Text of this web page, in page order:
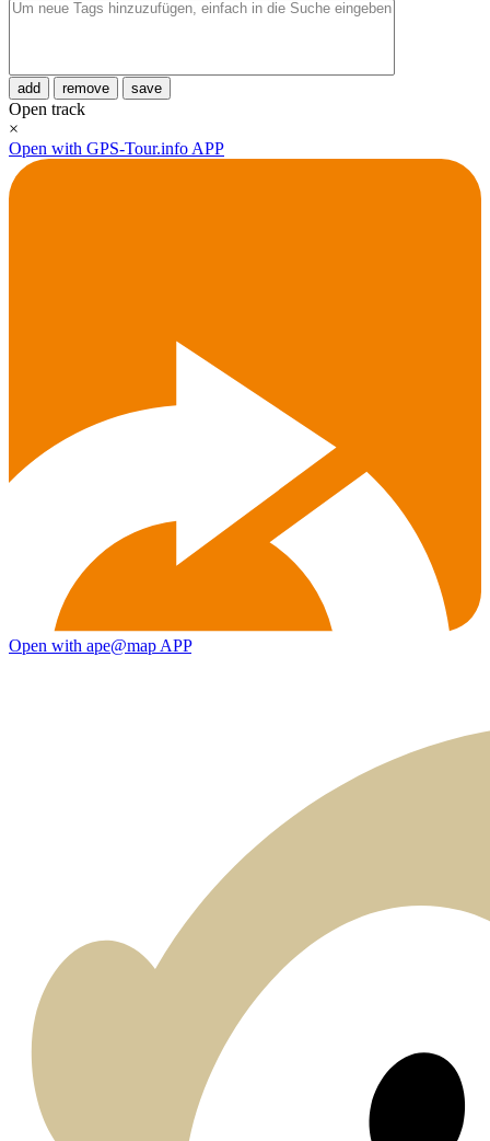
add remove save
Open track
×
Open with GPS-Tour.info APP
Open with ape@map APP